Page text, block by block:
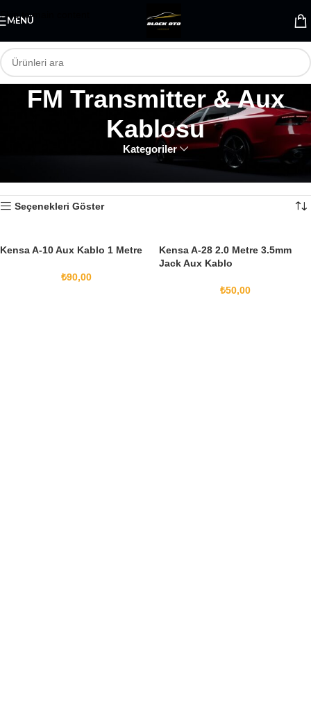
Skip to main content
MENÜ
FM Transmitter & Aux
Kablosu
Kategoriler
FM Transmitter & Aux Kablosu
Seçenekleri Göster
Kensa A-10 Aux Kablo 1 Metre
₺90,00
Kensa A-28 2.0 Metre 3.5mm
Jack Aux Kablo
₺50,00